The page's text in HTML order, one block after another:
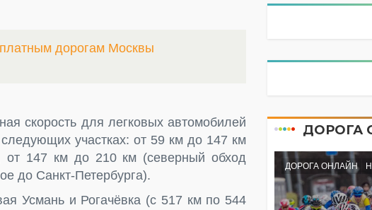
дорогам Москвы
скорость для легковых автомобилей
участках: от 59 км до 147 км
от 147 км до 210 км (северный обход
до Санкт-Петербурга).
Усмань и Рогачёвка (с 517 км по 544
ДОРОГА
ДОРОГА ОНЛАЙН